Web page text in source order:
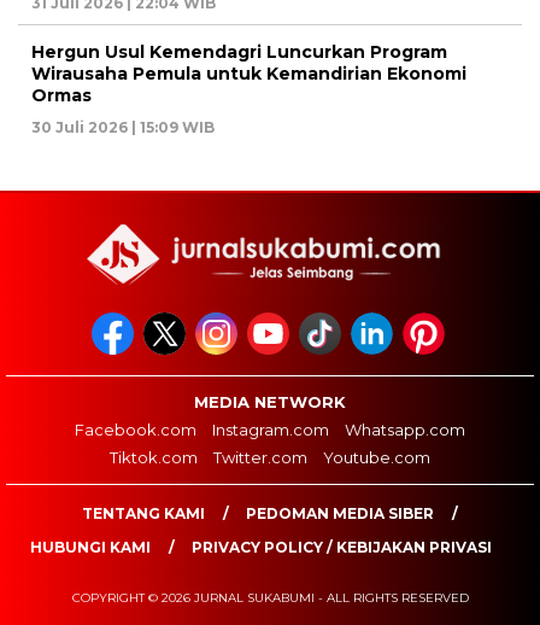
Hergun Usul Kemendagri Luncurkan Program
Wirausaha Pemula untuk Kemandirian Ekonomi
Ormas
30 Juli 2026 | 15:09 WIB
MEDIA NETWORK
Facebook.com
Instagram.com
Whatsapp.com
Tiktok.com
Twitter.com Youtube.com
TENTANG KAMI
PEDOMAN MEDIA SIBER
HUBUNGI KAMI
PRIVACY POLICY / KEBIJAKAN PRIVASI
COPYRIGHT © 2026 JURNAL SUKABUMI - ALL RIGHTS RESERVED